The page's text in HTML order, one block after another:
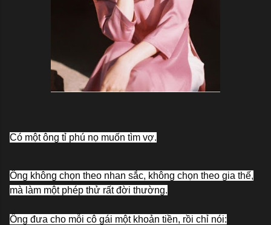
Có một ông tỉ phú nọ muốn tìm vợ.
Ông không chọn theo nhan sắc, không chọn theo gia thế,
mà làm một phép thử rất đời thường.
Ông đưa cho mỗi cô gái một khoản tiền, rồi chỉ nói: